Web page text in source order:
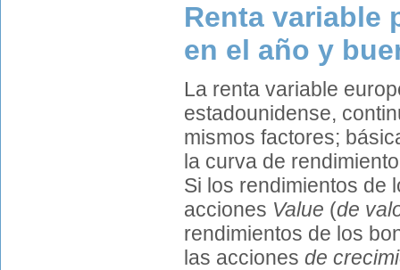
Renta variable
en el año y
La renta variable
estadounidense,
mismos factores;
la curva de
Si los rendimientos de
acciones Value (de
rendimientos de los
las acciones de